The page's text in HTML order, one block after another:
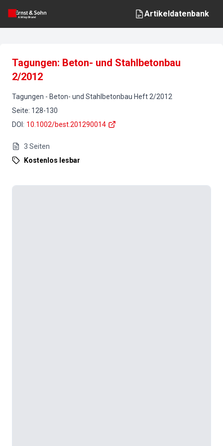
Artikeldatenbank
Tagungen: Beton- und Stahlbetonbau
2/2012
Tagungen - Beton- und Stahlbetonbau Heft 2/2012
Seite: 128-130
DOI : 10.1002/best.201290014
3 Seiten
Kostenlos lesbar